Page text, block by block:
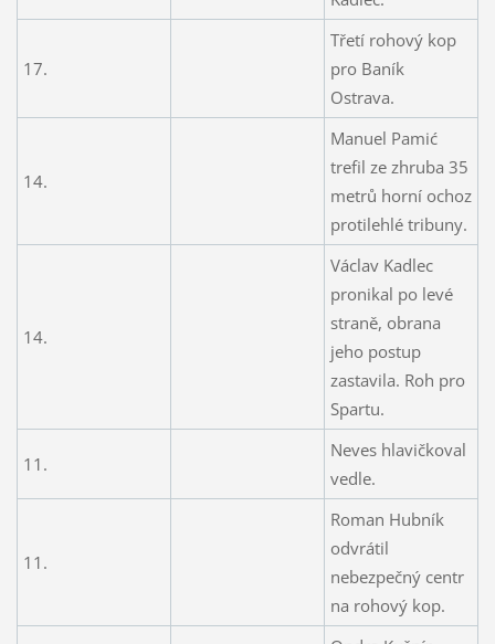
17.
Třetí rohový kop
pro Baník
Ostrava.
14.
Manuel Pamić
trefil ze zhruba 35
metrů horní ochoz
protilehlé tribuny.
14.
Václav Kadlec
pronikal po levé
straně, obrana
jeho postup
zastavila. Roh pro
Spartu.
11.
Neves hlavičkoval
vedle.
11.
Roman Hubník
odvrátil
nebezpečný centr
na rohový kop.